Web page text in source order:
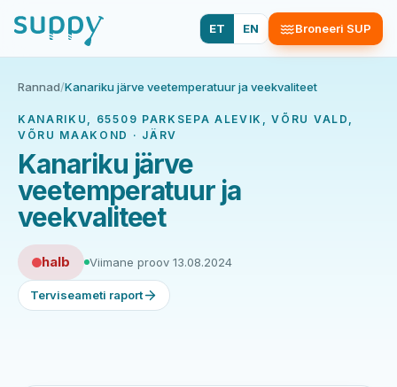
ET EN Broneeri SUP
Rannad/Kanariku järve veetemperatuur ja veekvaliteet
KANARIKU, 65509 PARKSEPA ALEVIK, VÕRU VALD,
VÕRU MAAKOND · JÄRV
Kanariku järve
veetemperatuur ja
veekvaliteet
halb Viimane proov 13.08.2024
Terviseameti raport